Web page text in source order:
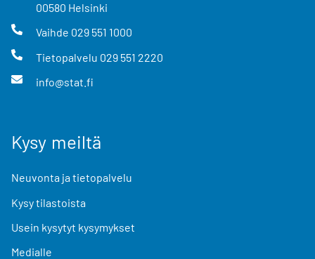
00580 Helsinki
Vaihde 029 551 1000
Tietopalvelu 029 551 2220
info@stat.fi
Kysy meiltä
Neuvonta ja tietopalvelu
Kysy tilastoista
Usein kysytyt kysymykset
Medialle